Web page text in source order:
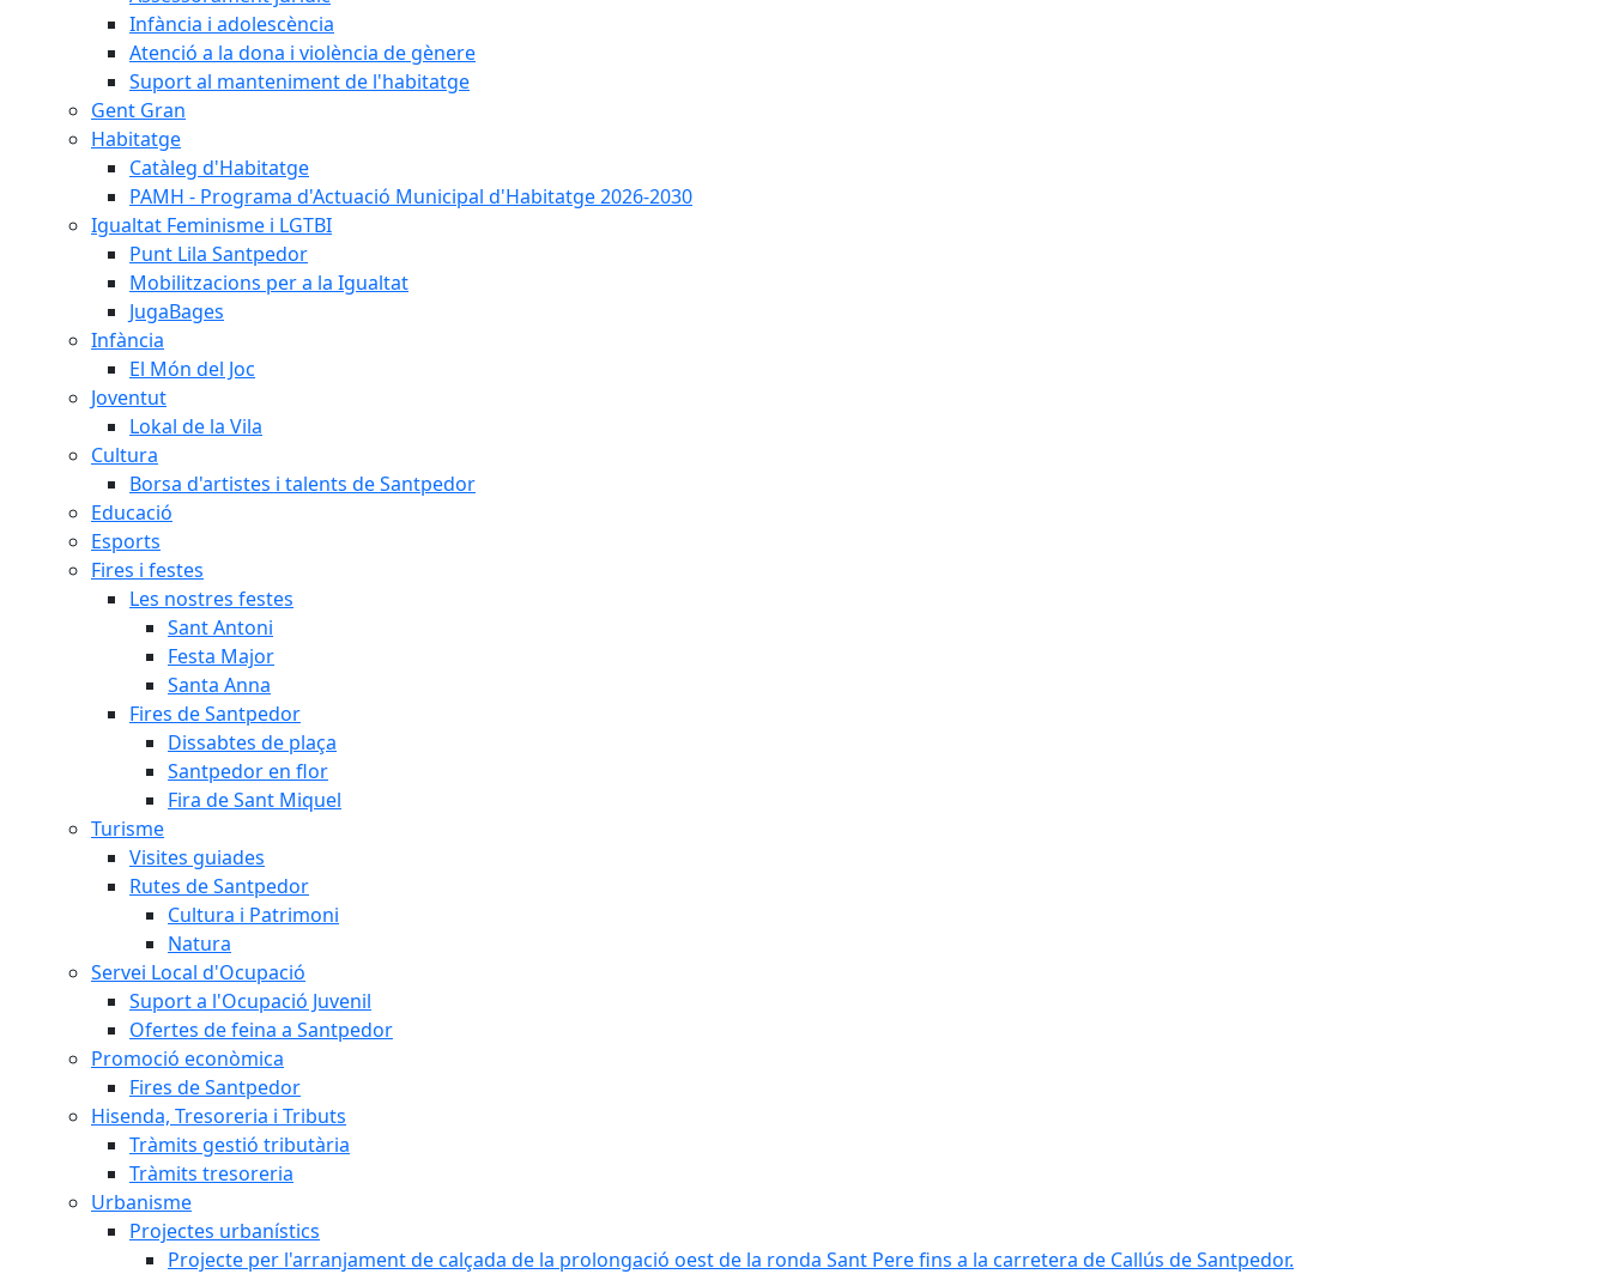
Infància i adolescència
Atenció a la dona i violència de gènere
Suport al manteniment de l'habitatge
Gent Gran
Habitatge
Catàleg d'Habitatge
PAMH - Programa d'Actuació Municipal d'Habitatge 2026-2030
Igualtat Feminisme i LGTBI
Punt Lila Santpedor
Mobilitzacions per a la Igualtat
JugaBages
Infància
El Món del Joc
Joventut
Lokal de la Vila
Cultura
Borsa d'artistes i talents de Santpedor
Educació
Esports
Fires i festes
Les nostres festes
Sant Antoni
Festa Major
Santa Anna
Fires de Santpedor
Dissabtes de plaça
Santpedor en flor
Fira de Sant Miquel
Turisme
Visites guiades
Rutes de Santpedor
Cultura i Patrimoni
Natura
Servei Local d'Ocupació
Suport a l'Ocupació Juvenil
Ofertes de feina a Santpedor
Promoció econòmica
Fires de Santpedor
Hisenda, Tresoreria i Tributs
Tràmits gestió tributària
Tràmits tresoreria
Urbanisme
Projectes urbanístics
Projecte per l'arranjament de calçada de la prolongació oest de la ronda Sant Pere fins a la carretera de Callús de Santpedor.